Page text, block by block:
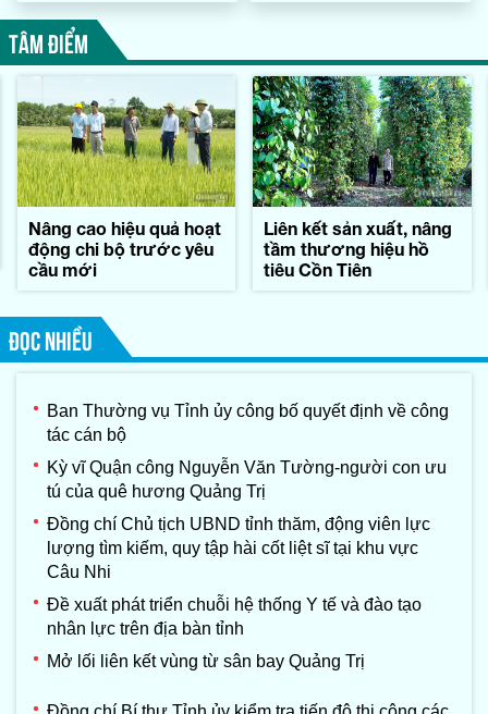
TÂM ĐIỂM
Nâng cao hiệu quả hoạt
động chi bộ trước yêu
cầu mới
Liên kết sản xuất, nâng
tầm thương hiệu hồ
tiêu Cồn Tiên
ĐỌC NHIỀU
Ban Thường vụ Tỉnh ủy công bố quyết định về công
tác cán bộ
Kỳ vĩ Quận công Nguyễn Văn Tường-người con ưu
tú của quê hương Quảng Trị
Đồng chí Chủ tịch UBND tỉnh thăm, động viên lực
lượng tìm kiếm, quy tập hài cốt liệt sĩ tại khu vực
Câu Nhi
Đề xuất phát triển chuỗi hệ thống Y tế và đào tạo
nhân lực trên địa bàn tỉnh
Mở lối liên kết vùng từ sân bay Quảng Trị